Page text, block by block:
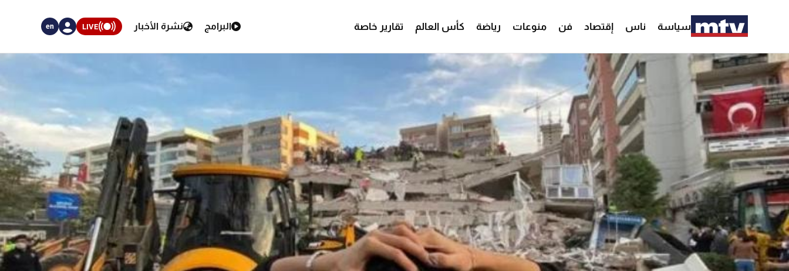
سياسة ناس إقتصاد فن منوعات رياضة كأس العالم تقارير خاصة البرامج نشرة الأخبار LIVE
en